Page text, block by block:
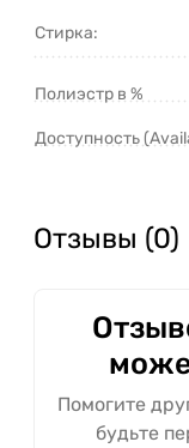
Стирка:
Полиэстр в %
Доступность
Отзывы (0)
Помогите
будьте